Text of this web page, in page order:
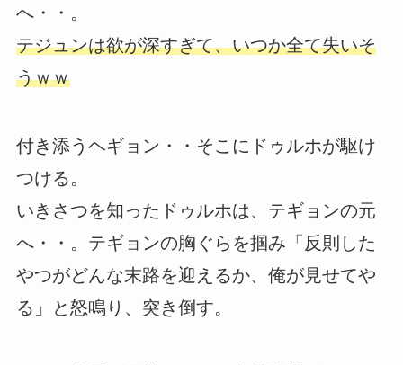
へ・・。
テジュンは欲が深すぎて、いつか全て失いそ
うｗｗ
付き添うヘギョン・・そこにドゥルホが駆け
つける。
いきさつを知ったドゥルホは、テギョンの元
へ・・。テギョンの胸ぐらを掴み「反則した
やつがどんな末路を迎えるか、俺が見せてや
る」と怒鳴り、突き倒す。